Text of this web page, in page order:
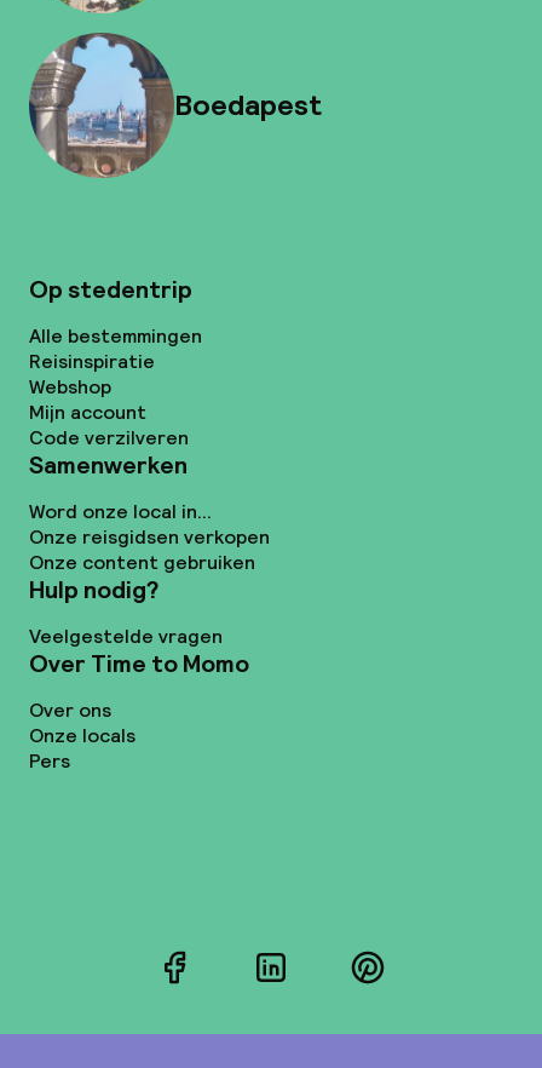
Boedapest
Op stedentrip
Alle bestemmingen
Reisinspiratie
Webshop
Mijn account
Code verzilveren
Samenwerken
Word onze local in...
Onze reisgidsen verkopen
Onze content gebruiken
Hulp nodig?
Veelgestelde vragen
Over Time to Momo
Over ons
Onze locals
Pers
FacebookLinkedInPinterest